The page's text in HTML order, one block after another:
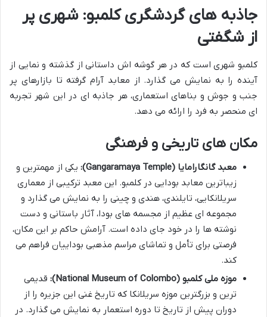
جاذبه های گردشگری کلمبو: شهری پر
از شگفتی
کلمبو شهری است که در هر گوشه اش داستانی از گذشته و نمایی از
آینده را به نمایش می گذارد. از معابد آرام گرفته تا بازارهای پر
جنب و جوش و بناهای استعماری، هر جاذبه ای در این شهر تجربه
ای منحصر به فرد را ارائه می دهد.
مکان های تاریخی و فرهنگی
معبد گانگارامایا (Gangaramaya Temple):
یکی از مهمترین و
زیباترین معابد بودایی در کلمبو. این معبد ترکیبی از معماری
سریلانکایی، تایلندی، هندی و چینی را به نمایش می گذارد و
مجموعه ای عظیم از مجسمه های بودا، آثار باستانی و دست
نوشته ها را در خود جای داده است. آرامش حاکم بر این مکان،
فرصتی برای تأمل و تماشای مراسم مذهبی بوداییان فراهم می
کند.
موزه ملی کلمبو (National Museum of Colombo):
قدیمی
ترین و بزرگترین موزه سریلانکا که تاریخ غنی این جزیره را از
دوران پیش از تاریخ تا دوره استعمار به نمایش می گذارد. در